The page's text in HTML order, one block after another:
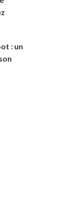
: un